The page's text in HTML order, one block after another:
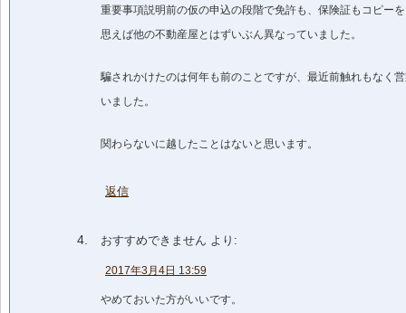
重要事項説明前の仮の申込の段階で免許も、保険証もコピー
思えば他の不動産屋とはずいぶん異なっていました。
騙されかけたのは何年も前のことですが、最近前触れもなく
いました。
関わらないに越したことはないと思います。
返信
おすすめできません より:
2017年3月4日 13:59
やめておいた方がいいです。